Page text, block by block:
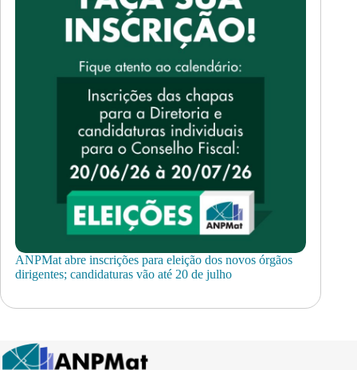
ANPMat abre inscrições para eleição dos novos órgãos
dirigentes; candidaturas vão até 20 de julho